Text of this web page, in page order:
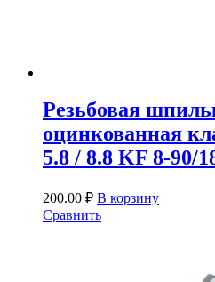
Резьбовая
оцинкованная
5.8 / 8.8 KF 8-90/
200.00 ₽ В корзину
Сравнить